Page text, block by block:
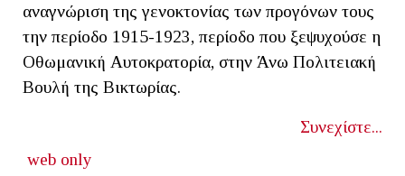
αναγνώριση της γενοκτονίας των προγόνων τους
την περίοδο 1915-1923, περίοδο που ξεψυχούσε η
Οθωμανική Αυτοκρατορία, στην Άνω Πολιτειακή
Βουλή της Βικτωρίας.
Συνεχίστε...
web only